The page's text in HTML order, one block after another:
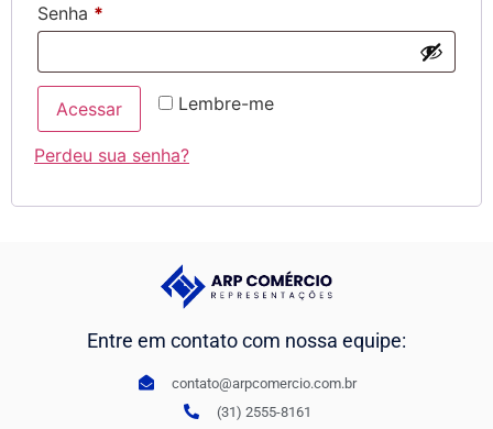
Senha *
Lembre-me
Acessar
Perdeu sua senha?
Entre em contato com nossa equipe:
contato@arpcomercio.com.br
(31) 2555-8161